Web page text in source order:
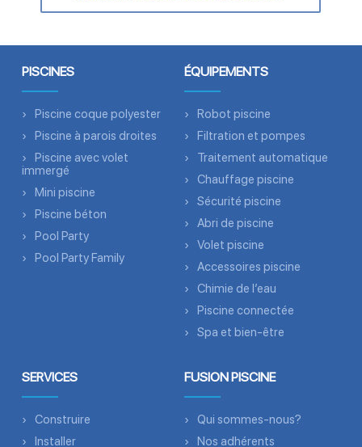
PISCINES
Piscine coque polyester
Piscine à parois droites
Piscine avec volet
immergé
Mini piscine
Piscine béton
Pool Party
Pool Party Family
ÉQUIPEMENTS
Robot piscine
Filtration et pompes
Traitement automatique
Chauffage piscine
Sécurité piscine
Abri de piscine
Volet piscine
Accessoires piscine
Chimie de l’eau
Piscine connectée
Spa et bien-être
SERVICES
Construire
Installer
FUSION PISCINE
Qui sommes-nous?
Nos adhérents